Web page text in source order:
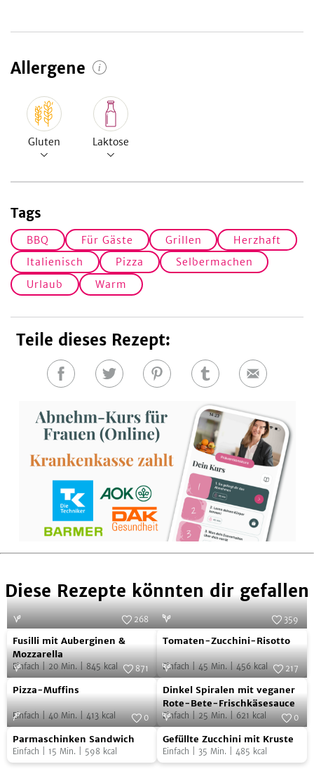
Allergene
Gluten Laktose
Tags
BBQ Für Gäste Grillen
Herzhaft
Italienisch
Pizza
Selbermachen
Urlaub
Warm
Teile dieses Rezept:
Auf
teilen
Auf
teilen
Auf
teilen
Auf
teilen
E-
Diese Rezepte könnten dir gefallen
Fusilli
mit
Auberginen
&
Mozzarella
Foto:
268
Fusilli mit Auberginen &
Mozzarella
Einfach 20 Min. 845 kcal
Tomaten-
Zucchini-
Risotto
Foto: ab jetzt vegan
359
Tomaten-Zucchini-Risotto
Einfach 45 Min. 456 kcal
Pizza-
Muffins
871
Pizza-Muffins
Einfach 40 Min. 413 kcal
Dinkel
Spiralen
mit
veganer
Rote-
Foto:
217
Dinkel Spiralen mit veganer
Rote-Bete-Frischkäsesauce
Einfach 25 Min. 621 kcal
Parmaschinken
Sandwich
Foto:SevenCooks
0
Parmaschinken Sandwich
Einfach 15 Min. 598 kcal
Gefüllte
Zucchini
mit
Foto:
0
Gefüllte Zucchini mit Kruste
Einfach 35 Min. 485 kcal